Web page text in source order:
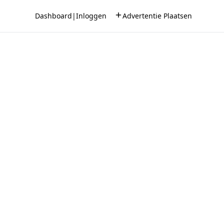
Dashboard |Inloggen Advertentie Plaatsen